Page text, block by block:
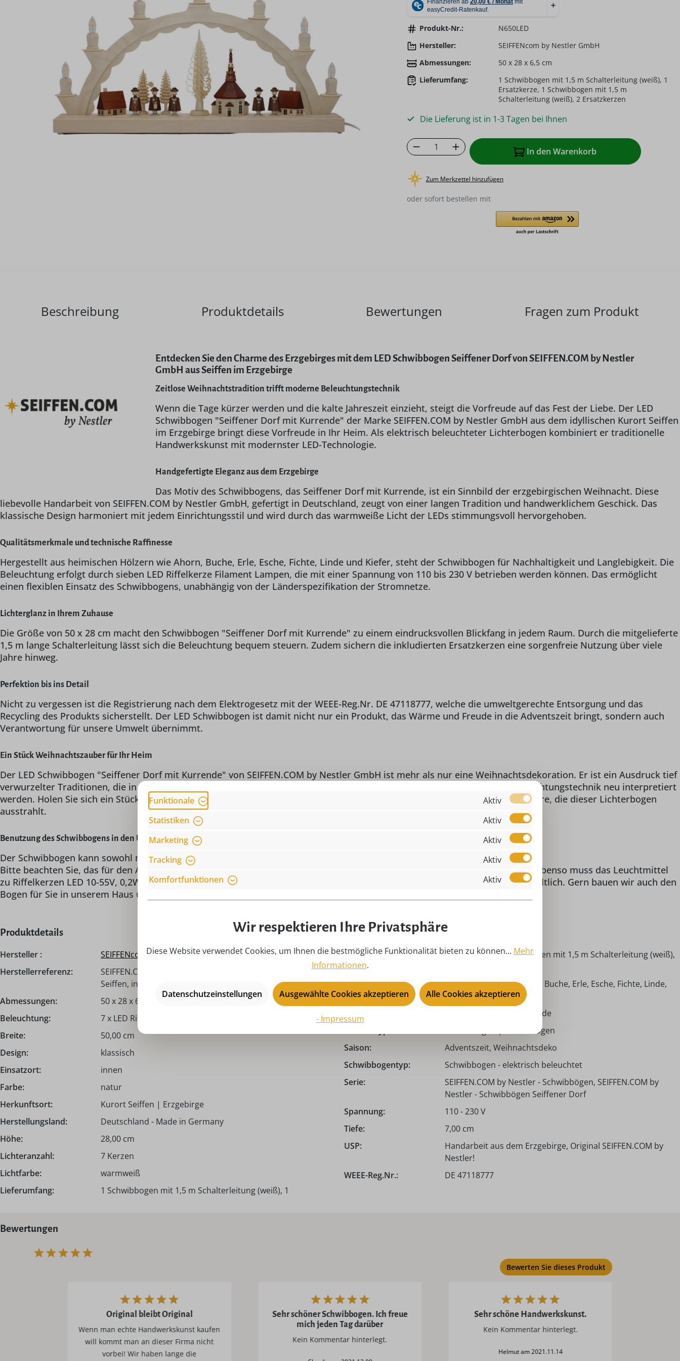
Produkt-Nr.:
N650LED
Hersteller:
SEIFFENcom by Nestler GmbH
Abmessungen:
50 x 28 x 6,5 cm
Lieferumfang:
1 Schwibbogen mit 1,5 m Schalterleitung (weiß), 1
Ersatzkerze, 1 Schwibbogen mit 1,5 m
Schalterleitung (weiß), 2 Ersatzkerzen
Die Lieferung ist in 1-3 Tagen bei Ihnen
Produkt Anzahl: Gib den gewünschten Wert
In den Warenkorb
Zum Merkzettel hinzufügen
oder sofort bestellen mit
Beschreibung Produktdetails Bewertungen Fragen zum Produkt
Entdecken Sie den Charme des Erzgebirges mit dem LED Schwibbogen Seiffener Dorf von SEIFFEN.COM by Nestler
GmbH aus Seiffen im Erzgebirge
Zeitlose Weihnachtstradition trifft moderne Beleuchtungstechnik
Wenn die Tage kürzer werden und die kalte Jahreszeit einzieht, steigt die Vorfreude auf das Fest der Liebe. Der LED
Schwibbogen "Seiffener Dorf mit Kurrende" der Marke SEIFFEN.COM by Nestler GmbH aus dem idyllischen Kurort Seiffen
im Erzgebirge bringt diese Vorfreude in Ihr Heim. Als elektrisch beleuchteter Lichterbogen kombiniert er traditionelle
Handwerkskunst mit modernster LED-Technologie.
Handgefertigte Eleganz aus dem Erzgebirge
Das Motiv des Schwibbogens, das Seiffener Dorf mit Kurrende, ist ein Sinnbild der erzgebirgischen Weihnacht. Diese
liebevolle Handarbeit von SEIFFEN.COM by Nestler GmbH, gefertigt in Deutschland, zeugt von einer langen Tradition und handwerklichem Geschick. Das
klassische Design harmoniert mit jedem Einrichtungsstil und wird durch das warmweiße Licht der LEDs stimmungsvoll hervorgehoben.
Qualitätsmerkmale und technische Raffinesse
Hergestellt aus heimischen Hölzern wie Ahorn, Buche, Erle, Esche, Fichte, Linde und Kiefer, steht der Schwibbogen für Nachhaltigkeit und Langlebigkeit. Die
Beleuchtung erfolgt durch sieben LED Riffelkerze Filament Lampen, die mit einer Spannung von 110 bis 230 V betrieben werden können. Das ermöglicht
einen flexiblen Einsatz des Schwibbogens, unabhängig von der Länderspezifikation der Stromnetze.
Lichterglanz in Ihrem Zuhause
Die Größe von 50 x 28 cm macht den Schwibbogen "Seiffener Dorf mit Kurrende" zu einem eindrucksvollen Blickfang in jedem Raum. Durch die mitgelieferte
1,5 m lange Schalterleitung lässt sich die Beleuchtung bequem steuern. Zudem sichern die inkludierten Ersatzkerzen eine sorgenfreie Nutzung über viele
Jahre hinweg.
Perfektion bis ins Detail
Nicht zu vergessen ist die Registrierung nach dem Elektrogesetz mit der WEEE-Reg.Nr. DE 47118777, welche die umweltgerechte Entsorgung und das
Recycling des Produkts sicherstellt. Der LED Schwibbogen ist damit nicht nur ein Produkt, das Wärme und Freude in die Adventszeit bringt, sondern auch
Verantwortung für unsere Umwelt übernimmt.
Ein Stück Weihnachtszauber für Ihr Heim
Der LED Schwibbogen "Seiffener Dorf mit Kurrende" von SEIFFEN.COM by Nestler GmbH ist mehr als nur eine Weihnachtsdekoration. Er ist ein Ausdruck tief
verwurzelter Traditionen, die in der heutigen Zeit durch hochwertige Materialien, präzise Handarbeit und nachhaltige Beleuchtungstechnik neu interpretiert
werden. Holen Sie sich ein Stück erzgebirgischer Handwerkskunst in Ihr Zuhause und genießen Sie die besinnliche Atmosphäre, die dieser Lichterbogen
ausstrahlt.
Benutzung des Schwibbogens in den USA / Nordamerika / Japan mit 110 V
Der Schwibbogen kann sowohl mit einer Spannung von 230 V als auch 110 V betrieben werden.
Bitte beachten Sie, das für den Anschluss dieses Artikels im Ausland (Japan / Nordamerika) ein Steckadapter notwendig ist. Ebenso muss das Leuchtmittel
zu Riffelkerzen LED 10-55V, 0,2W getauscht werden. Diese Artikel sind in unserem Shop unter Zubehör und Beleuchtung erhältlich. Gern bauen wir auch den
Bogen für Sie in unserem Haus um und berechnen für den Aufwand zusätzlich 29,75€.
Produktdetails
Hersteller :
SEIFFENcom by Nestler GmbH
Herstellerreferenz:
SEIFFEN.COM by Nestler GmbH, Hauptstraße 132, 09548
Seiffen, info@seiffen.com
Abmessungen:
50 x 28 x 6,5 cm
Beleuchtung:
7 x LED Riffelkerze Filament Lampen 34 V, 0,2 W, E10
Breite:
50,00 cm
Design:
klassisch
Einsatzort:
innen
Farbe:
natur
Herkunftsort:
Kurort Seiffen | Erzgebirge
Herstellungsland:
Deutschland - Made in Germany
Höhe:
28,00 cm
Lichteranzahl:
7 Kerzen
Lichtfarbe:
warmweiß
Lieferumfang:
1 Schwibbogen mit 1,5 m Schalterleitung (weiß), 1
Ersatzkerze, 1 Schwibbogen mit 1,5 m Schalterleitung (weiß),
Material:
Heimische Hölzer (Ahorn, Buche, Erle, Esche, Fichte, Linde,
Kiefer)
Seiffener Dorf mit Kurrende
Schwibbogen | Lichterbogen
Saison:
Adventszeit, Weihnachtsdeko
Schwibbogentyp:
Schwibbogen - elektrisch beleuchtet
Serie:
SEIFFEN.COM by Nestler - Schwibbögen, SEIFFEN.COM by
Nestler - Schwibbögen Seiffener Dorf
Spannung:
110 - 230 V
Tiefe:
7,00 cm
USP:
Handarbeit aus dem Erzgebirge, Original SEIFFEN.COM by
Nestler!
WEEE-Reg.Nr.:
DE 47118777
Bewertungen
Bewerten Sie dieses Produkt
Original bleibt Original
Wenn man echte Handwerkskunst kaufen
will kommt man an dieser Firma nicht
vorbei! Wir haben lange die
Sehr schöner Schwibbogen. Ich freue
mich jeden Tag darüber
Kein Kommentar hinterlegt.
Sehr schöne Handwerkskunst.
Kein Kommentar hinterlegt.
Helmut am 2021.11.14
Funktionale
Aktiv
Statistiken
Aktiv
Marketing
Aktiv
Tracking
Aktiv
Komfortfunktionen
Aktiv
Wir respektieren Ihre Privatsphäre
Diese Website verwendet Cookies, um Ihnen die bestmögliche Funktionalität bieten zu können... Mehr
Informationen.
Datenschutzeinstellungen Ausgewählte Cookies akzeptieren Alle Cookies akzeptieren
- Impressum